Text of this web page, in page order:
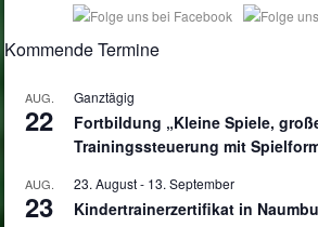
Kommende Termine
AUG.
22
Ganztägig
Fortbildung „Kleine Spiele,
Trainingssteuerung mit
AUG.
23
23. August- 13. September
Kindertrainerzertifikat in